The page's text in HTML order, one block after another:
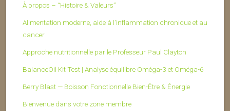
À propos – “Histoire & Valeurs”
Alimentation moderne, aide à l'inflammation chronique et au
cancer
Approche nutritionnelle par le Professeur Paul Clayton
BalanceOil Kit Test | Analyse équilibre Oméga-3 et Oméga-6
Berry Blast — Boisson Fonctionnelle Bien-Être & Énergie
Bienvenue dans votre zone membre